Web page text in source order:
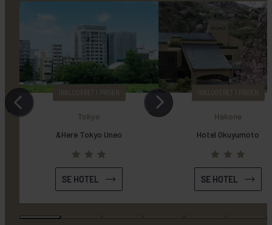
INKLUDERET I PRISEN
SE HOTEL
INKLUDERET I PRISEN
SE HOTEL